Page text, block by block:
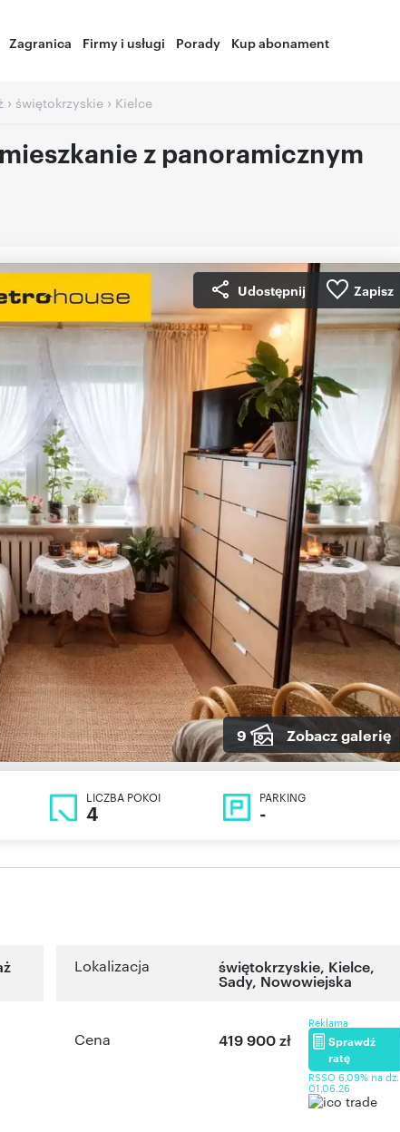
Zagranica Firmy i usługi Porady Kup abonament
› świętokrzyskie › Kielce
z panoramicznym
Udostępnij Zapisz
9 Zobacz galerię
LICZBA POKOI
4
PARKING
-
Lokalizacja świętokrzyskie, Kielce,
Sady, Nowowiejska
Cena 419 900 zł
Reklama
Sprawdź
ratę
RSSO 6,09% na dz.
01.06.26